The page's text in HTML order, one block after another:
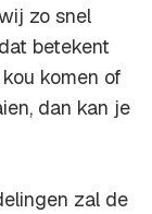
zo snel
betekent
komen of
dan kan je
zal de